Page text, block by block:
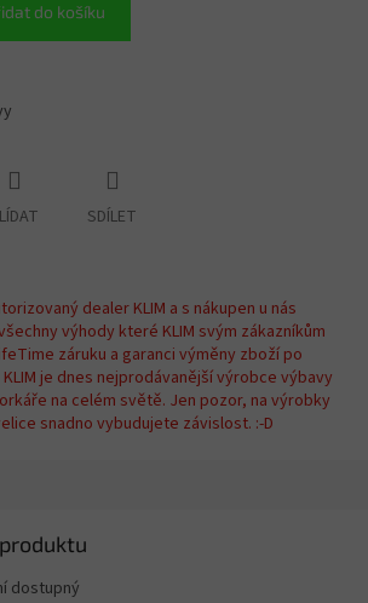
do košíku
SDÍLET
dealer KLIM a s nákupen u nás
výhody které KLIM svým zákazníkům
záruku a garanci výměny zboží po
je dnes nejprodávanější výrobce výbavy
na celém světě. Jen pozor, na výrobky
snadno vybudujete závislost. :-D
dostupný